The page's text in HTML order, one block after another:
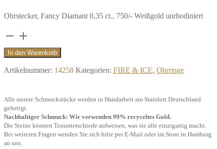
Ohrstecker, Fancy Diamant 0,35 ct., 750/- Weißgold unrhodiniert
Ohrstecker
Somerset,
Diamant
ct.,
750/-
Weißgold
unrhodiniert"
In den Warenkorb
Artikelnummer: 14258 Kategorien: FIRE & ICE, Ohrringe
Alle unsere Schmuckstücke werden in Handarbeit am Standort Deutschland
gefertigt.
Nachhaltiger Schmuck: Wir verwenden 99% recyceltes Gold.
Die Steine können Tonunterschiede aufweisen, was sie alle einzigartig macht.
Bei weiteren Fragen wenden Sie sich bitte per E-Mail oder im Store in Hamburg
an uns.